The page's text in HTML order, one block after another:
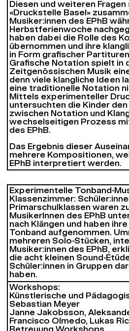
Diesen und weiteren
«Druckstelle Basel»
Musiker:innen des EPhB
Herbstferienwoche
haben dabei die Rolle des
übernommen und ihre
in Form grafischer
Grafische Notation spielt in
Zeitgenössischen Musik
denn viele klangliche Ideen
eine traditionelle Notation
Mittels experimenteller
untersuchten die Kinder
zwischen Notation und
wechselseitigen Prozess
des EPhB.
Das Ergebnis dieser
mehrere Kompositionen,
EPhB interpretiert werden.
Experimentelle Tonband-
Klassenzimmer:
Primarschulklassen waren
MusikerInnen des EPhB
nach Klängen und haben
Tonband aufgenommen.
mehreren Solo-Stücken,
Musiker:innen des EPhB,
die acht kleinen Sound-
Schüler:innen in Gruppen
haben.
Workshops:
Künstlerische und
Sebastian Meyer
Janne Jakobsson,
Francisco Olmedo, Lukas